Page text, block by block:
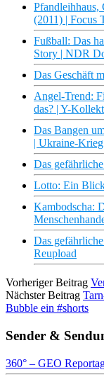
Pfandleihhaus,
(2011) | Focus
Fußball: Das
Story | NDR
Das Geschäft
Angel-Trend:
das? | Y-
Das Bangen
| Ukraine-
Das
Lotto: Ein
Kambodscha:
Das
Reupload
Vorheriger Beitrag
Nächster Beitrag
Bubble ein #shorts
Sender &
360° – GEO